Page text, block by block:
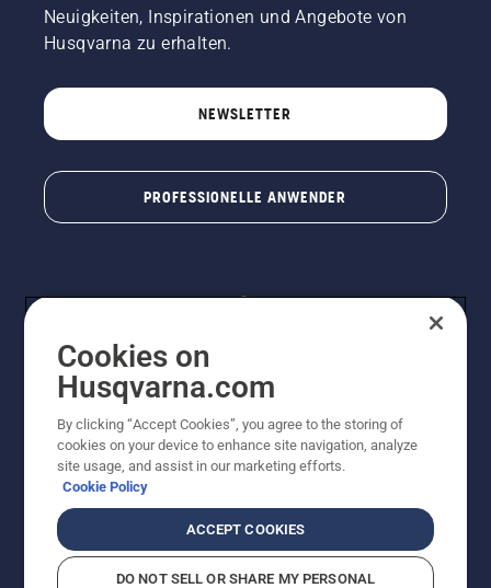
ein paar
Zentimeter
eines
Baumes
Öl am
Stamm
zeigt an,
Neuigkeiten, Inspirationen und Angebote von
Husqvarna zu erhalten.
NEWSLETTER
PROFESSIONELLE ANWENDER
© Husqvarna® AB (publ). Alle Rechte vorbehalten. Die
Preisangaben sind unverbindliche Preisempfehlungen
von Husqvarna Schweiz AG an den teilnehmenden
Fachhandel, Preise in CHF inklusive 8,1% MWST und
unverbindliche Preisempfehlungen (inkl. MwSt), es sei
denn sie sind für den direkten Kauf verfügbar.
Cookie-RichtlinieNutzungsbedingungen Datenschutzerklärung
Cookies on
Husqvarna.com
By clicking “Accept Cookies”, you agree to the storing of
cookies on your device to enhance site navigation, analyze
site usage, and assist in our marketing efforts.
Cookie Policy
ACCEPT COOKIES
DO NOT SELL OR SHARE MY PERSONAL